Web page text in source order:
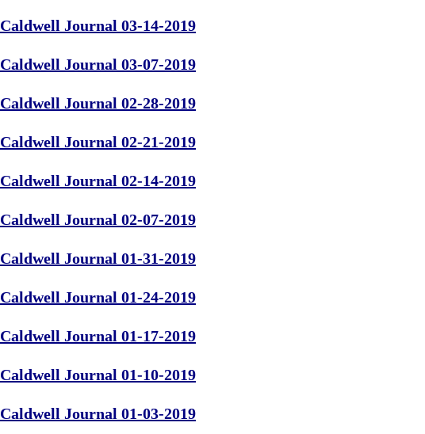
Caldwell Journal 03-14-2019
Caldwell Journal 03-07-2019
Caldwell Journal 02-28-2019
Caldwell Journal 02-21-2019
Caldwell Journal 02-14-2019
Caldwell Journal 02-07-2019
Caldwell Journal 01-31-2019
Caldwell Journal 01-24-2019
Caldwell Journal 01-17-2019
Caldwell Journal 01-10-2019
Caldwell Journal 01-03-2019